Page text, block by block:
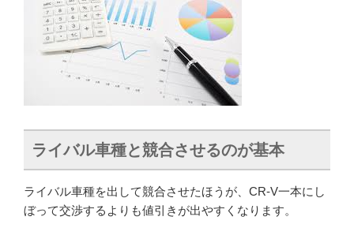
ライバル車種と競合させるのが基本
ライバル車種を出して競合させたほうが、CR-V一本にし
ぼって交渉するよりも値引きが出やすくなります。